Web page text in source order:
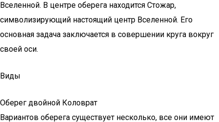
Вселенной. В центре оберега находится Стожар,
символизирующий настоящий центр Вселенной. Его
основная задача заключается в совершении круга вокруг
своей оси.
Виды
Оберег двойной Коловрат
Вариантов оберега существует несколько, все они имеют